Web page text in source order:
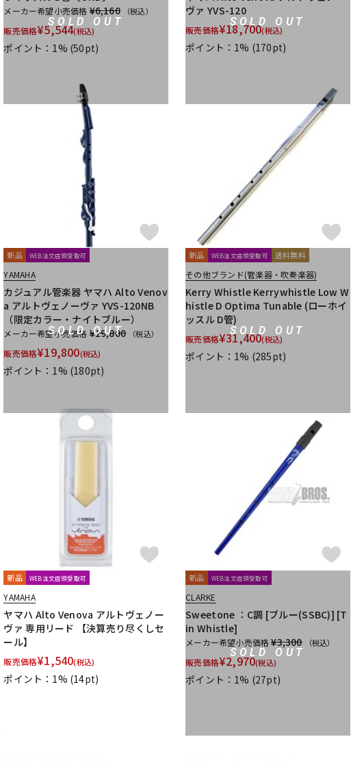
Syos
SOLD OUT
メーカー希望小売価格 ¥6,160 （税込）
販売価格¥5,544(税込)
ポイント：1% (50pt)
SOLD OUT
ヴァ YVS-120
販売価格¥18,700(税込)
ポイント：1% (170pt)
SOLD OUT
新品 WEB注文店頭受取可
YAMAHA
カジュアル管楽器 ヤマハ Alto Venov
a アルトヴェノーヴァ YVS-120NB
（限定カラー・ナイトブルー）
メーカー希望小売価格 ¥19,800 （税込）
販売価格¥19,800(税込)
ポイント：1% (180pt)
SOLD OUT
新品 WEB注文店頭受取可 送料無料
その他ブランド(管楽器・吹奏楽器)
Kerry Whistle Kerrywhistle Low W
histle D Optima Tunable (ローホイ
ッスル D管)
販売価格¥31,400(税込)
ポイント：1% (285pt)
新品 WEB注文店頭受取可
YAMAHA
ヤマハ Alto Venova アルトヴェノー
ヴァ 専用リード 【決算売り尽くしセ
ール】
販売価格¥1,540(税込)
ポイント：1% (14pt)
SOLD OUT
新品 WEB注文店頭受取可
CLARKE
Sweetone ：C調 [ブルー(SSBC)] [T
in Whistle]
メーカー希望小売価格 ¥3,300 （税込）
販売価格¥2,970(税込)
ポイント：1% (27pt)